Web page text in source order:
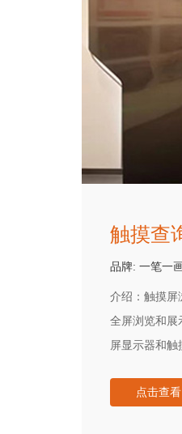
触摸查
品牌: 一笔一
介绍： 触摸屏
全屏浏览和展
屏显示器和触
点击查看